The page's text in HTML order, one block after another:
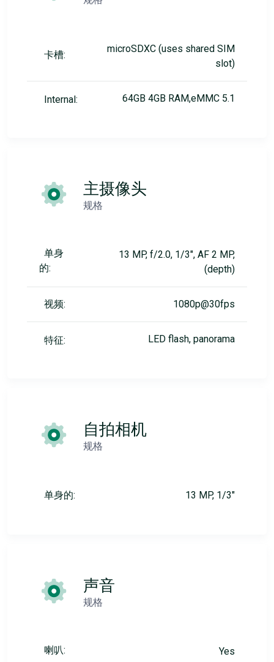
卡槽:
microSDXC (uses shared SIM
slot)
Internal: 64GB 4GB RAM,eMMC 5.1
主摄像头
规格
单身
的:
13 MP, f/2.0, 1/3", AF 2 MP,
(depth)
视频: 1080p@30fps
特征: LED flash, panorama
自拍相机
规格
单身的: 13 MP, 1/3"
声音
规格
喇叭: Yes